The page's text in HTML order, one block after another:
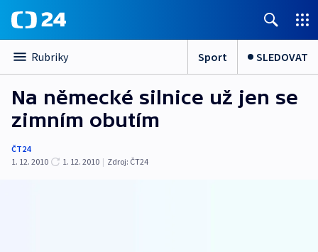
Rubriky Sport SLEDOVAT
Na německé silnice už jen se
zimním obutím
ČT24
1. 12. 2010
1. 12. 2010 | Zdroj: ČT24